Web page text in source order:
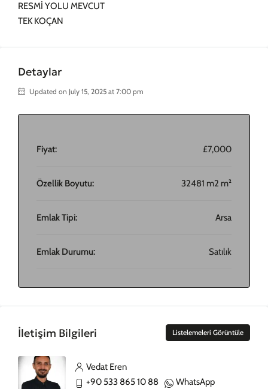
RESMİ YOLU MEVCUT
TEK KOÇAN
Detaylar
Updated on July 15, 2025 at 7:00 pm
Fiyat: £7,000
Özellik Boyutu: 32481 m2 m²
Emlak Tipi: Arsa
Emlak Durumu: Satılık
İletişim Bilgileri Listelemeleri Görüntüle
Vedat Eren
+90 533 865 10 88
WhatsApp